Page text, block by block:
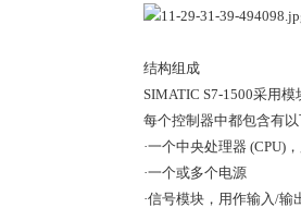
结构组成
SIMATIC S7-1500采用
每个控制器中都包含有
·一个中央处理器 (CPU)
·一个或多个电源
·信号模块，用作输入/输